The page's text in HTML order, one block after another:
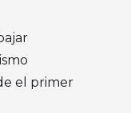
el primer